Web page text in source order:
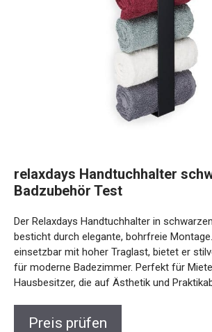
relaxdays Handtuchhalter
Badzubehör Test
Der Relaxdays Handtuchhalter in
besticht durch elegante, bohrfreie
einsetzbar mit hoher Traglast, bietet er
für moderne Badezimmer. Perfekt für
Hausbesitzer, die auf Ästhetik und
Preis prüfen